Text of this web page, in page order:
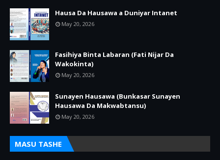
Hausa Da Hausawa a Duniyar Intanet
May 20, 2026
Fasihiya Binta Labaran (Fati Nijar Da
Wakokinta)
May 20, 2026
Sunayen Hausawa (Bunkasar Sunayen
Hausawa Da Makwabtansu)
May 20, 2026
MASU TASHE